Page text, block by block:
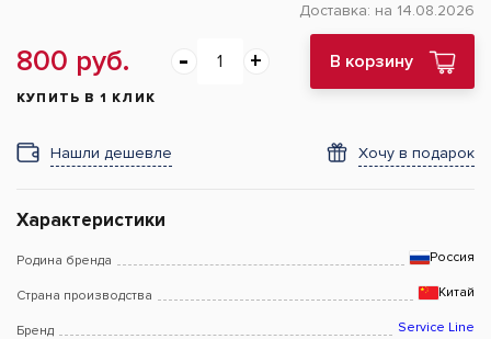
Доставка: на 14.08.2026
800 руб. В корзину
КУПИТЬ В 1 КЛИК
Нашли дешевле Хочу в подарок
Характеристики
Родина бренда Россия
Страна производства Китай
Бренд Service Line